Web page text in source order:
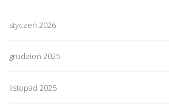
styczeń 2026
grudzień 2025
listopad 2025